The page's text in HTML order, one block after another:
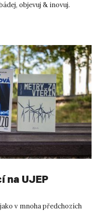
objevuj & inovuj.
na UJEP
v mnoha předchozích